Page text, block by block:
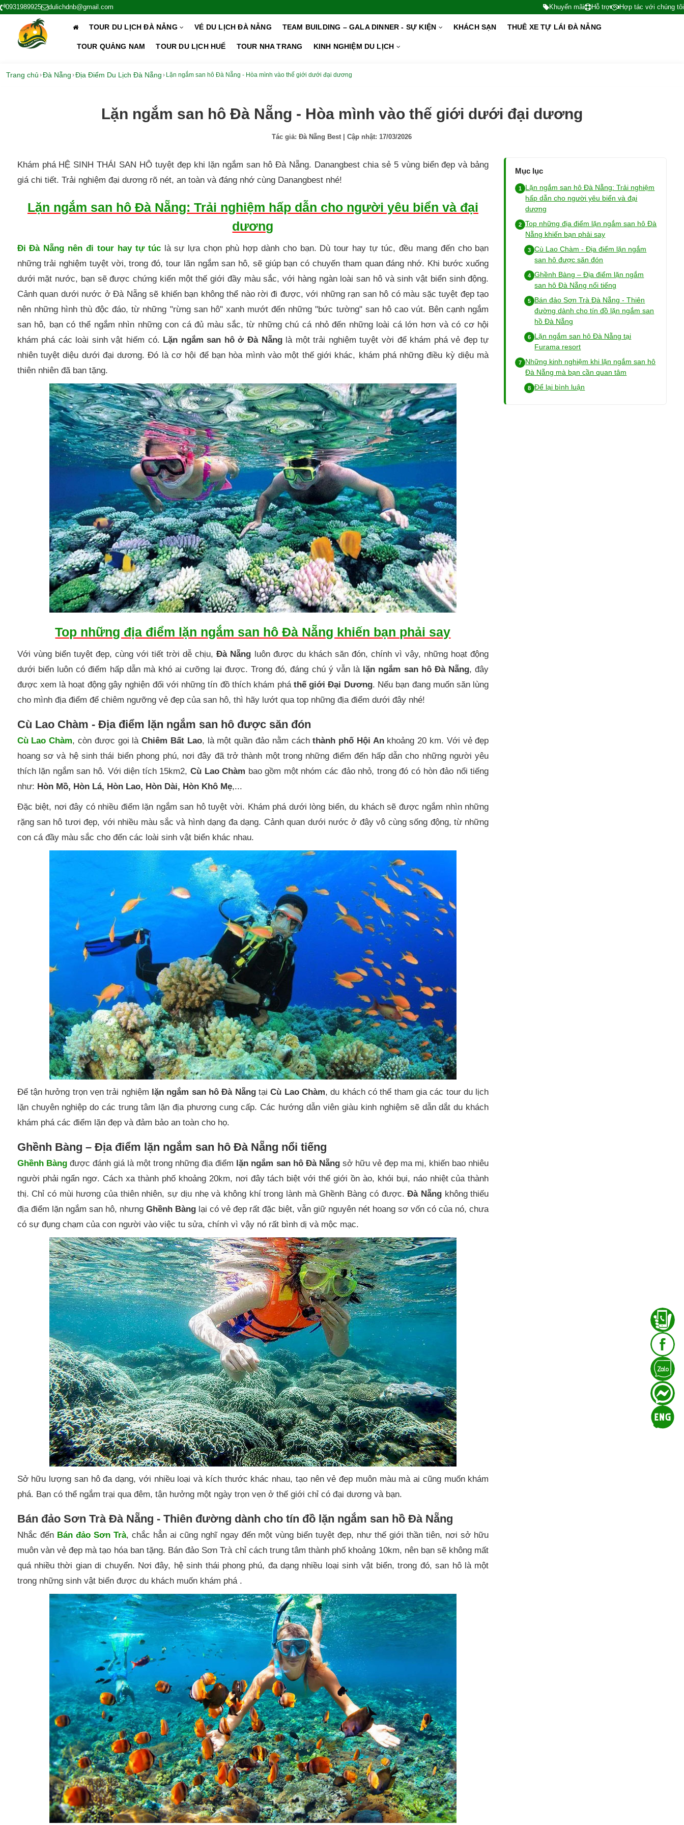
0931989925 dulichdnb@gmail.com Khuyến mãi Hỗ trợ Hợp tác với chúng tôi
TOUR DU LỊCH ĐÀ NẴNG VÉ DU LỊCH ĐÀ NẴNG TEAM BUILDING – GALA DINNER - SỰ KIỆN KHÁCH SẠN THUÊ XE TỰ LÁI ĐÀ NẴNG
TOUR QUẢNG NAM TOUR DU LỊCH HUẾ TOUR NHA TRANG KINH NGHIỆM DU LỊCH
Trang chủ ›Đà Nẵng ›Địa Điểm Du Lịch Đà Nẵng › Lặn ngắm san hô Đà Nẵng - Hòa mình vào thế giới dưới đại dương
Lặn ngắm san hô Đà Nẵng - Hòa mình vào thế giới dưới đại dương
Tác giả:Đà Nẵng Best | Cập nhật:17/03/2026
Khám phá HỆ SINH THÁI SAN HÔ tuyệt đẹp khi lặn ngắm san hô Đà Nẵng. Danangbest chia sẻ 5 vùng biển đẹp và bảng
giá chi tiết. Trải nghiệm đại dương rõ nét, an toàn và đáng nhớ cùng Danangbest nhé!
Lặn ngắm san hô Đà Nẵng: Trải nghiệm hấp dẫn cho người yêu biển và đại
dương
Đi Đà Nẵng nên đi tour hay tự túclà sự lựa chọn phù hợp dành cho bạn. Dù tour hay tự túc, đều mang đến cho bạn
những trải nghiệm tuyệt vời, trong đó, tour lăn ngắm san hô, sẽ giúp bạn có chuyến tham quan đáng nhớ. Khi bước xuống
dưới mặt nước, bạn sẽ được chứng kiến một thế giới đầy màu sắc, với hàng ngàn loài san hô và sinh vật biển sinh động.
Cảnh quan dưới nước ở Đà Nẵng sẽ khiến bạn không thể nào rời đi được, với những rạn san hô có màu sặc tuyệt đẹp tạo
nên những hình thù độc đáo, từ những "rừng san hô" xanh mướt đến những "bức tường" san hô cao vút. Bên cạnh ngắm
san hô, bạn có thể ngắm nhìn những con cá đủ màu sắc, từ những chú cá nhỏ đến những loài cá lớn hơn và có cơ hội
khám phá các loài sinh vật hiếm có. Lặn ngắm san hô ở Đà Nẵng là một trải nghiệm tuyệt vời để khám phá vẻ đẹp tự
nhiên tuyệt diệu dưới đại dương. Đó là cơ hội để bạn hòa mình vào một thế giới khác, khám phá những điều kỳ diệu mà
thiên nhiên đã ban tặng.
Top những địa điểm lặn ngắm san hô Đà Nẵng khiến bạn phải say
Với vùng biển tuyệt đẹp, cùng với tiết trời dễ chịu,Đà Nẵng luôn được du khách săn đón, chính vì vậy, những hoạt động
dưới biển luôn có điểm hấp dẫn mà khó ai cưỡng lại được. Trong đó, đáng chú ý vẫn là lặn ngắm san hô Đà Nẵng, đây
được xem là hoạt động gây nghiện đối với những tín đồ thích khám pháthế giới Đại Dương. Nếu bạn đang muốn săn lùng
cho mình địa điểm để chiêm ngưỡng vẻ đẹp của san hô, thì hãy lướt qua top những địa điểm dưới đây nhé!
Cù Lao Chàm - Địa điểm lặn ngắm san hô được săn đón
Cù Lao Chàm, còn được gọi làChiêm Bất Lao, là một quần đảo nằm cáchthành phố Hội Ankhoảng 20 km. Với vẻ đẹp
hoang sơ và hệ sinh thái biển phong phú, nơi đây đã trở thành một trong những điểm đến hấp dẫn cho những người yêu
thích lặn ngắm san hô. Với diện tích 15km2, Cù Lao Chàm bao gồm một nhóm các đảo nhỏ, trong đó có hòn đảo nổi tiếng
như: Hòn Mồ, Hòn Lá, Hòn Lao, Hòn Dài, Hòn Khô Mẹ,...
Đặc biệt, nơi đây có nhiều điểm lặn ngắm san hô tuyệt vời. Khám phá dưới lòng biển, du khách sẽ được ngắm nhìn những
rặng san hô tươi đẹp, với nhiều màu sắc và hình dạng đa dạng. Cảnh quan dưới nước ở đây vô cùng sống động, từ những
con cá đầy màu sắc cho đến các loài sinh vật biển khác nhau.
Để tận hưởng trọn vẹn trải nghiệm lặn ngắm san hô Đà NẵngtạiCù Lao Chàm, du khách có thể tham gia các tour du lịch
lặn chuyên nghiệp do các trung tâm lặn địa phương cung cấp. Các hướng dẫn viên giàu kinh nghiệm sẽ dẫn dắt du khách
khám phá các điểm lặn đẹp và đảm bảo an toàn cho họ.
Ghềnh Bàng – Địa điểm lặn ngắm san hô Đà Nẵng nổi tiếng
Ghềnh Bàngđược đánh giá là một trong những địa điểm lặn ngắm san hô Đà Nẵngsở hữu vẻ đẹp ma mị, khiến bao nhiêu
người phải ngẩn ngơ. Cách xa thành phố khoảng 20km, nơi đây tách biệt với thế giới ồn ào, khói bụi, náo nhiệt của thành
thị. Chỉ có mùi hương của thiên nhiên, sự dịu nhẹ và không khí trong lành mà Ghềnh Bàng có được.Đà Nẵng không thiếu
địa điểm lặn ngắm san hô, nhưng Ghềnh Bànglại có vẻ đẹp rất đặc biệt, vẫn giữ nguyên nét hoang sơ vốn có của nó, chưa
có sự đụng chạm của con người vào việc tu sửa, chính vì vậy nó rất bình dị và mộc mạc.
Sở hữu lượng san hô đa dạng, với nhiều loại và kích thước khác nhau, tạo nên vẻ đẹp muôn màu mà ai cũng muốn khám
phá. Bạn có thể ngắm trại qua đêm, tận hưởng một ngày trọn vẹn ở thế giới chỉ có đại dương và bạn.
Bán đảo Sơn Trà Đà Nẵng - Thiên đường dành cho tín đồ lặn ngắm san hồ Đà Nẵng
Nhắc đến Bán đảo Sơn Trà, chắc hẳn ai cũng nghĩ ngay đến một vùng biển tuyệt đẹp, như thế giới thần tiên, nơi sở hữu
muôn vàn vẻ đẹp mà tạo hóa ban tặng. Bán đảo Sơn Trà chỉ cách trung tâm thành phố khoảng 10km, nên bạn sẽ không mất
quá nhiều thời gian di chuyển. Nơi đây, hệ sinh thái phong phú, đa dạng nhiều loại sinh vật biển, trong đó, san hô là một
trong những sinh vật biển được du khách muốn khám phá .
Mục lục
Lặn ngắm san hô Đà Nẵng: Trải nghiệm
hấp dẫn cho người yêu biển và đại
dương
Top những địa điểm lặn ngắm san hô Đà
Nẵng khiến bạn phải say
Cù Lao Chàm - Địa điểm lặn ngắm
san hô được săn đón
Ghềnh Bàng – Địa điểm lặn ngắm
san hô Đà Nẵng nổi tiếng
Bán đảo Sơn Trà Đà Nẵng - Thiên
đường dành cho tín đồ lặn ngắm san
hồ Đà Nẵng
Lặn ngắm san hô Đà Nẵng tại
Furama resort
Những kinh nghiệm khi lặn ngắm san hô
Đà Nẵng mà bạn cần quan tâm
Để lại bình luận